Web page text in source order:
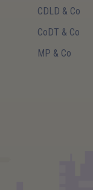
CDLD & Co
CoDT & Co
MP & Co